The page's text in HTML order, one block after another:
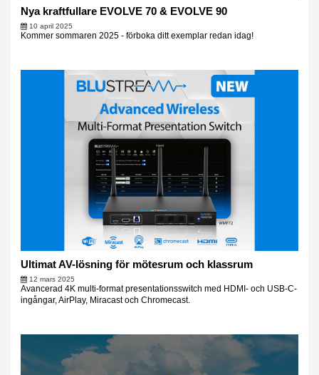
Nya kraftfullare EVOLVE 70 & EVOLVE 90
10 april 2025
Kommer sommaren 2025 - förboka ditt exemplar redan idag!
Ultimat AV-lösning för mötesrum och klassrum
12 mars 2025
Avancerad 4K multi-format presentationsswitch med HDMI- och USB-C-
ingångar, AirPlay, Miracast och Chromecast.